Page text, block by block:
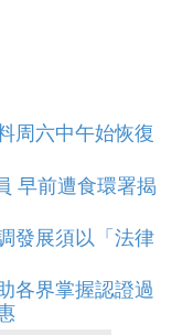
周六中午始恢復
早前遭食環署揭
發展須以「法律
各界掌握認證過